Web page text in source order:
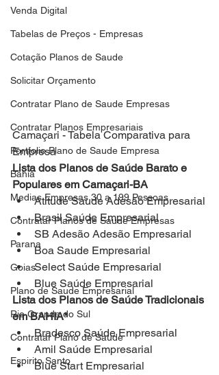
Venda Digital
Tabelas de Preços - Empresas
Cotação Planos de Saude
Solicitar Orçamento
Contratar Plano de Saude Empresas
Contratar Planos Empresariais
Portfolio Plano de Saude Empresa
Bahia
Medias Empresas 30 a 199 Pessoas
Contratar Planos de Saude Empresas
Parana
Goias
Plano de Saude Empresarial
Rio Grande do Sul
Contratar Plano de Saude
Espirito Santo
Camaçari - Tabela Comparativa para
Empresa
Lista dos Planos de Saúde Barato e
Populares em Camaçari-BA
Atitude Saude Adesão Empresarial
Brasil Saúde Empresarial
SB Adesão Adesão Empresarial
Boa Saude Empresarial
Select Saúde Empresarial
Blue Saúde Empresarial
Lista dos Planos de Saúde Tradicionais
em BAHIA*
Bradesco Saúde Empresarial
Amil Saúde Empresarial
Blue Start Empresarial